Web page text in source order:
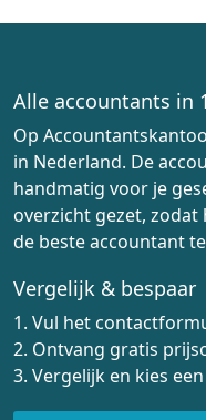
Alle accountants in
Op
in Nederland. De
handmatig voor je
overzicht gezet,
de beste accountant
Vergelijk & bespaar
1. Vul het
2. Ontvang gratis
3. Vergelijk en kies